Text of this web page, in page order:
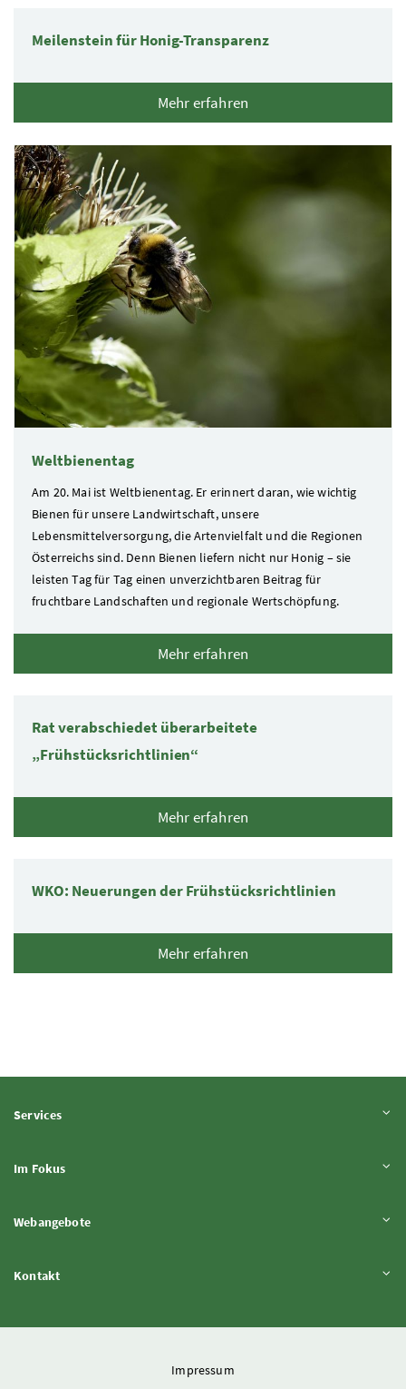
Meilenstein für Honig-Transparenz
Mehr erfahren
Weltbienentag
Am 20. Mai ist Weltbienentag. Er erinnert daran, wie wichtig
Bienen für unsere Landwirtschaft, unsere
Lebensmittelversorgung, die Artenvielfalt und die Regionen
Österreichs sind. Denn Bienen liefern nicht nur Honig – sie
leisten Tag für Tag einen unverzichtbaren Beitrag für
fruchtbare Landschaften und regionale Wertschöpfung.
Mehr erfahren
Rat verabschiedet überarbeitete
„Frühstücksrichtlinien“
Mehr erfahren
WKO: Neuerungen der Frühstücksrichtlinien
Mehr erfahren
ServicesInhalt aufklappen
Im FokusInhalt aufklappen
WebangeboteInhalt aufklappen
KontaktInhalt aufklappen
Impressum